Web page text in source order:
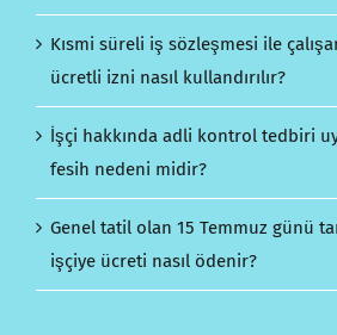
Kısmi süreli iş sözleşmesi ile
ücretli izni nasıl kullandırılır?
İşçi hakkında adli kontrol tedbiri
fesih nedeni midir?
Genel tatil olan 15 Temmuz günü
işçiye ücreti nasıl ödenir?